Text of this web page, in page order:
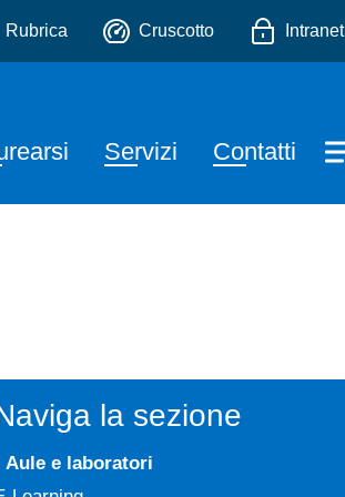
Rubrica Cruscotto Intranet
Servizi Contatti
la sezione
Aule e laboratori